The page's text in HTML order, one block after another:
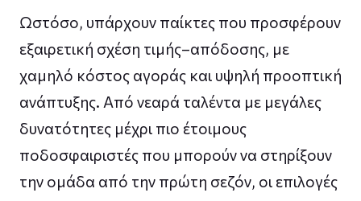
Ωστόσο, υπάρχουν παίκτες που προσφέρουν
εξαιρετική σχέση τιμής–απόδοσης, με
χαμηλό κόστος αγοράς και υψηλή προοπτική
ανάπτυξης. Από νεαρά ταλέντα με μεγάλες
δυνατότητες μέχρι πιο έτοιμους
ποδοσφαιριστές που μπορούν να στηρίξουν
την ομάδα από την πρώτη σεζόν, οι επιλογές